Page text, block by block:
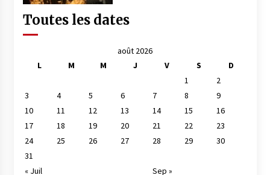
Toutes les dates
août 2026
L
M M J V S
D
1
2
3
4 5 6 7 8
9
10
11 12 13 14 15
16
17
18 19 20 21 22
23
24
25 26 27 28 29
30
31
« Juil
Sep »